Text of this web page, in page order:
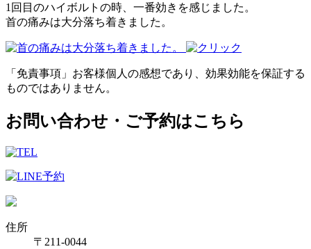
1回目のハイボルトの時、一番効きを感じました。
首の痛みは大分落ち着きました。
「免責事項」お客様個人の感想であり、効果効能を保証する
ものではありません。
お問い合わせ・ご予約はこちら
住所
〒211-0044